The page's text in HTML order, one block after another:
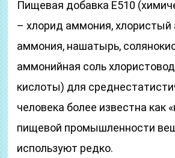
Пищевая добавка Е510
– хлорид аммония, хлористый
аммония, нашатырь,
аммонийная соль
кислоты) для
человека более известна как
пищевой промышленности
используют редко.